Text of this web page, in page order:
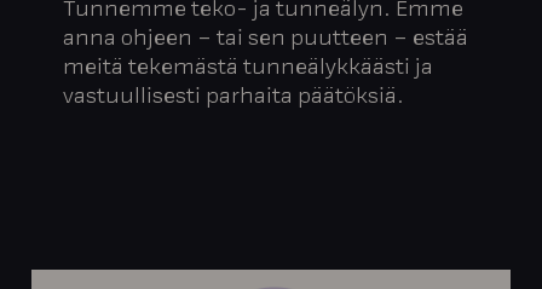
Tunnemme teko- ja tunneälyn. Emme
anna ohjeen – tai sen puutteen – estää
meitä tekemästä tunneälykkäästi ja
vastuullisesti parhaita päätöksiä.